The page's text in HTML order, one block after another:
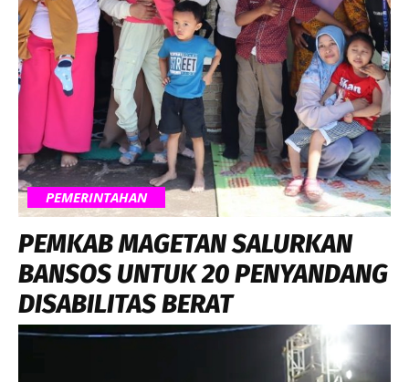
PEMERINTAHAN
PEMKAB MAGETAN SALURKAN
BANSOS UNTUK 20 PENYANDANG
DISABILITAS BERAT